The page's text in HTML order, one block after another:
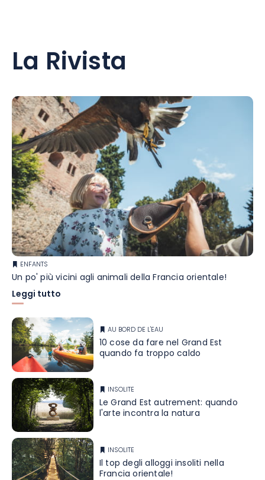
La Rivista
ENFANTS
Un po' più vicini agli animali della Francia orientale!
Leggi tutto
AU BORD DE L'EAU
10 cose da fare nel Grand Est
quando fa troppo caldo
INSOLITE
Le Grand Est autrement: quando
l'arte incontra la natura
INSOLITE
Il top degli alloggi insoliti nella
Francia orientale!